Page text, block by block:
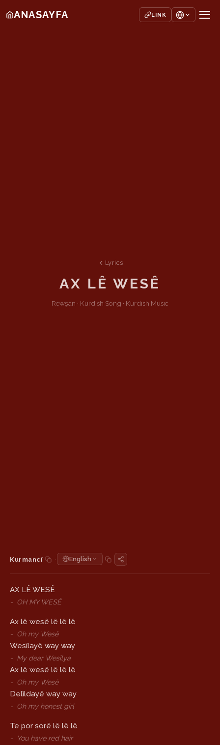
ANASAYFA LINK
Lyrics
AX LÊ WESÊ
Rewşan · Kurdish Song · Kurdish Music
Kurmancî · English
AX LÊ WESÊ
- OH MY WESÊ
Ax lê wesê lê lê lê
- Oh my Wesê
Wesîlayê way way
- My dear Wesîlya
Ax lê wesê lê lê lê
- Oh my Wesê
Delîldayê way way
- Oh my honest girl
Te por sorê lê lê lê
- You have red hair